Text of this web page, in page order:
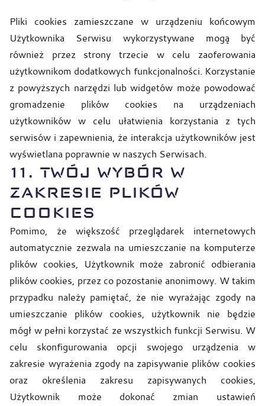
Pliki cookies zamieszczane w urządzeniu końcowym
Użytkownika Serwisu wykorzystywane mogą być
również przez strony trzecie w celu zaoferowania
użytkownikom dodatkowych funkcjonalności. Korzystanie
z powyższych narzędzi lub widgetów może powodować
gromadzenie plików cookies na urządzeniach
użytkowników w celu ułatwienia korzystania z tych
serwisów i zapewnienia, że interakcja użytkowników jest
wyświetlana poprawnie w naszych Serwisach.
11. TWÓJ WYBÓR W
ZAKRESIE PLIKÓW
COOKIES
Pomimo, że większość przeglądarek internetowych
automatycznie zezwala na umieszczanie na komputerze
plików cookies, Użytkownik może zabronić odbierania
plików cookies, przez co pozostanie anonimowy. W takim
przypadku należy pamiętać, że nie wyrażając zgody na
umieszczanie plików cookies, użytkownik nie będzie
mógł w pełni korzystać ze wszystkich funkcji Serwisu. W
celu skonfigurowania opcji swojego urządzenia w
zakresie wyrażenia zgody na zapisywanie plików cookies
oraz określenia zakresu zapisywanych cookies,
Użytkownik może dokonać zmian ustawień